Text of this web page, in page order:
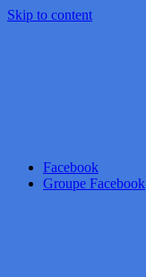
Skip to content
Facebook
Groupe Facebook